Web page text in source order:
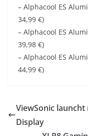
– Alphacool ES
34,99 €)
– Alphacool ES
39,98 €)
– Alphacool ES
44,99 €)
ViewSonic launcht
Display